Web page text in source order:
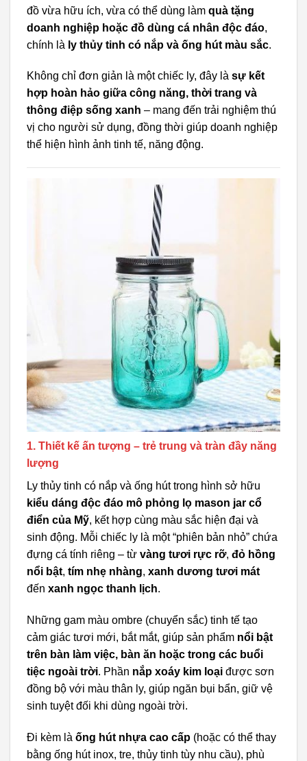
đồ vừa hữu ích, vừa có thể dùng làm quà tặng
doanh nghiệp hoặc đồ dùng cá nhân độc đáo,
chính là ly thủy tinh có nắp và ống hút màu sắc.
Không chỉ đơn giản là một chiếc ly, đây là sự kết
hợp hoàn hảo giữa công năng, thời trang và
thông điệp sống xanh – mang đến trải nghiệm thú
vị cho người sử dụng, đồng thời giúp doanh nghiệp
thể hiện hình ảnh tinh tế, năng động.
1. Thiết kế ấn tượng – trẻ trung và tràn đầy năng
lượng
Ly thủy tinh có nắp và ống hút trong hình sở hữu
kiểu dáng độc đáo mô phỏng lọ mason jar cổ
điển của Mỹ, kết hợp cùng màu sắc hiện đại và
sinh động. Mỗi chiếc ly là một “phiên bản nhỏ” chứa
đựng cá tính riêng – từ vàng tươi rực rỡ, đỏ hồng
nổi bật, tím nhẹ nhàng, xanh dương tươi mát
đến xanh ngọc thanh lịch.
Những gam màu ombre (chuyển sắc) tinh tế tạo
cảm giác tươi mới, bắt mắt, giúp sản phẩm nổi bật
trên bàn làm việc, bàn ăn hoặc trong các buổi
tiệc ngoài trời. Phần nắp xoáy kim loại được sơn
đồng bộ với màu thân ly, giúp ngăn bụi bẩn, giữ vệ
sinh tuyệt đối khi dùng ngoài trời.
Đi kèm là ống hút nhựa cao cấp (hoặc có thể thay
bằng ống hút inox, tre, thủy tinh tùy nhu cầu), phù